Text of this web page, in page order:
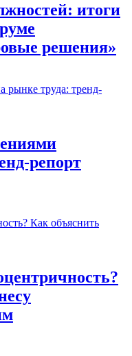
итоги
решения»
репорт